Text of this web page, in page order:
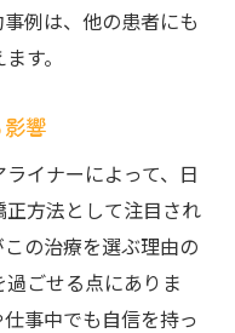
例は、他の患者にも
す。
響
イナーによって、日
方法として注目され
の治療を選ぶ理由の
ごせる点にありま
事中でも自信を持っ